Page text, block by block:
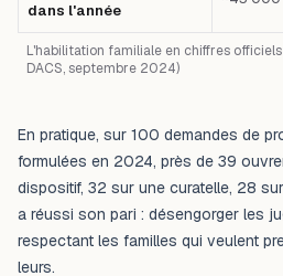
L'habilitation familiale en chiffres
DACS, septembre 2024)
dans l'année
En pratique, sur 100 demandes de
formulées en 2024, près de 39
dispositif, 32 sur une curatelle, 28
a réussi son pari : désengorger les
respectant les familles qui veulent
leurs.